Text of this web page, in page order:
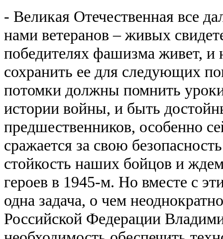
- Великая Отечественная все
нами ветеранов – живых
победителях фашизма живет, и
сохранить ее для следующих
потомки должны помнить
истории войны, и быть
предшественников, особенно
сражается за свою
стойкость наших бойцов и
героев в 1945-м. Но вместе с
одна задача, о чем
Российской Федерации